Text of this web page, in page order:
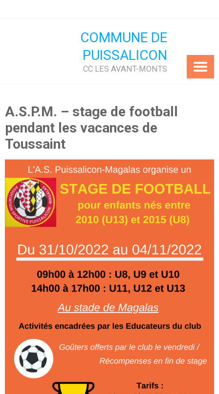
COMMUNE DE
PUISSALICON
CC LES AVANT-MONTS
A.S.P.M. – stage de football
pendant les vacances de
Toussaint